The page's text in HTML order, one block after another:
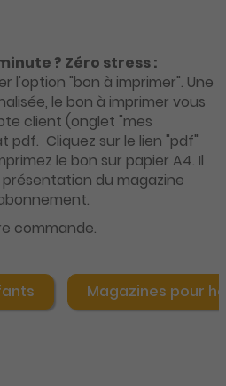
? Zéro stress :
l'option "bon à imprimer". Une
le bon à imprimer vous
client (onglet "mes
pdf. Cliquez sur le lien "pdf"
le bon sur papier A4. Il
du magazine
commande.
Magazines pour